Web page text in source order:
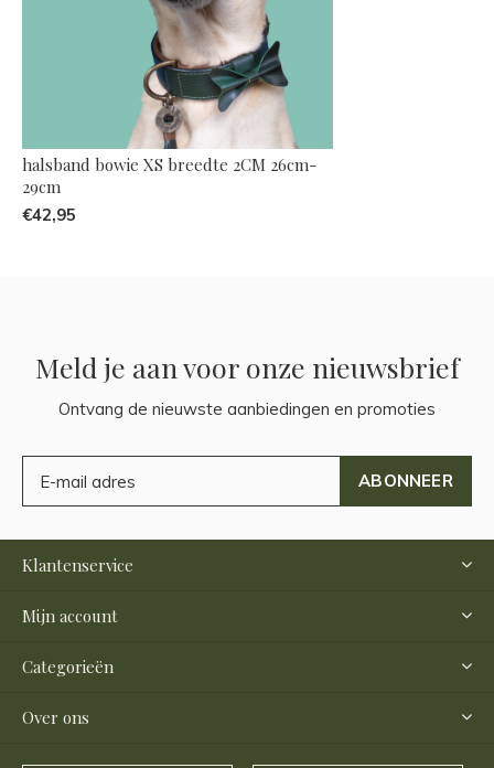
halsband bowie XS breedte 2CM 26cm-
29cm
€42,95
Meld je aan voor onze nieuwsbrief
Ontvang de nieuwste aanbiedingen en promoties
ABONNEER
Klantenservice
Mijn account
Categorieën
Over ons